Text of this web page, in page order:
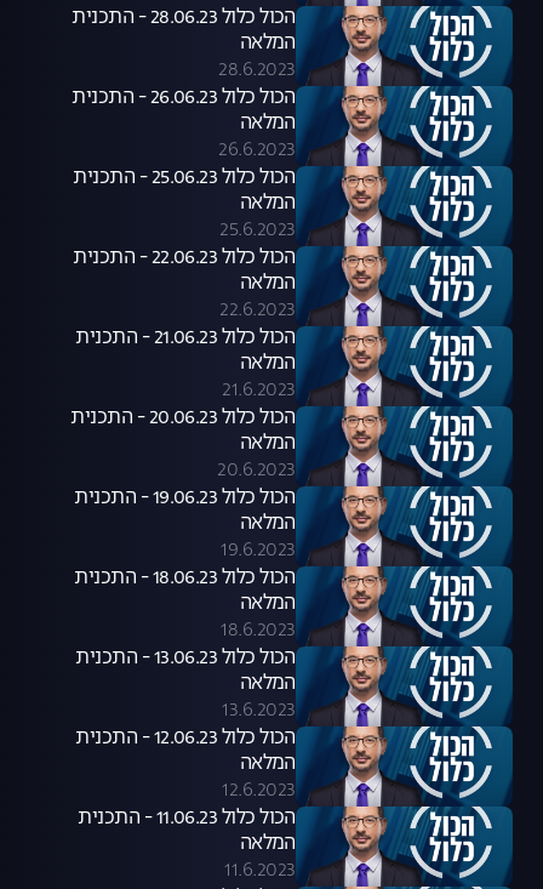
הכול כלול 28.06.23 - התכנית
המלאה
28.6.2023
הכול כלול 26.06.23 - התכנית
המלאה
26.6.2023
הכול כלול 25.06.23 - התכנית
המלאה
25.6.2023
הכול כלול 22.06.23 - התכנית
המלאה
22.6.2023
הכול כלול 21.06.23 - התכנית
המלאה
21.6.2023
הכול כלול 20.06.23 - התכנית
המלאה
20.6.2023
הכול כלול 19.06.23 - התכנית
המלאה
19.6.2023
הכול כלול 18.06.23 - התכנית
המלאה
18.6.2023
הכול כלול 13.06.23 - התכנית
המלאה
13.6.2023
הכול כלול 12.06.23 - התכנית
המלאה
12.6.2023
הכול כלול 11.06.23 - התכנית
המלאה
11.6.2023